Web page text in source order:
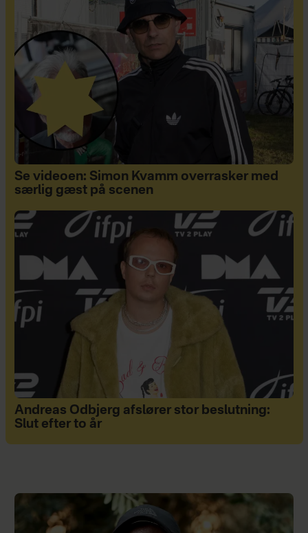
Se videoen: Simon Kvamm overrasker med
særlig gæst på scenen
Andreas Odbjerg afslører stor beslutning:
Slut efter to år